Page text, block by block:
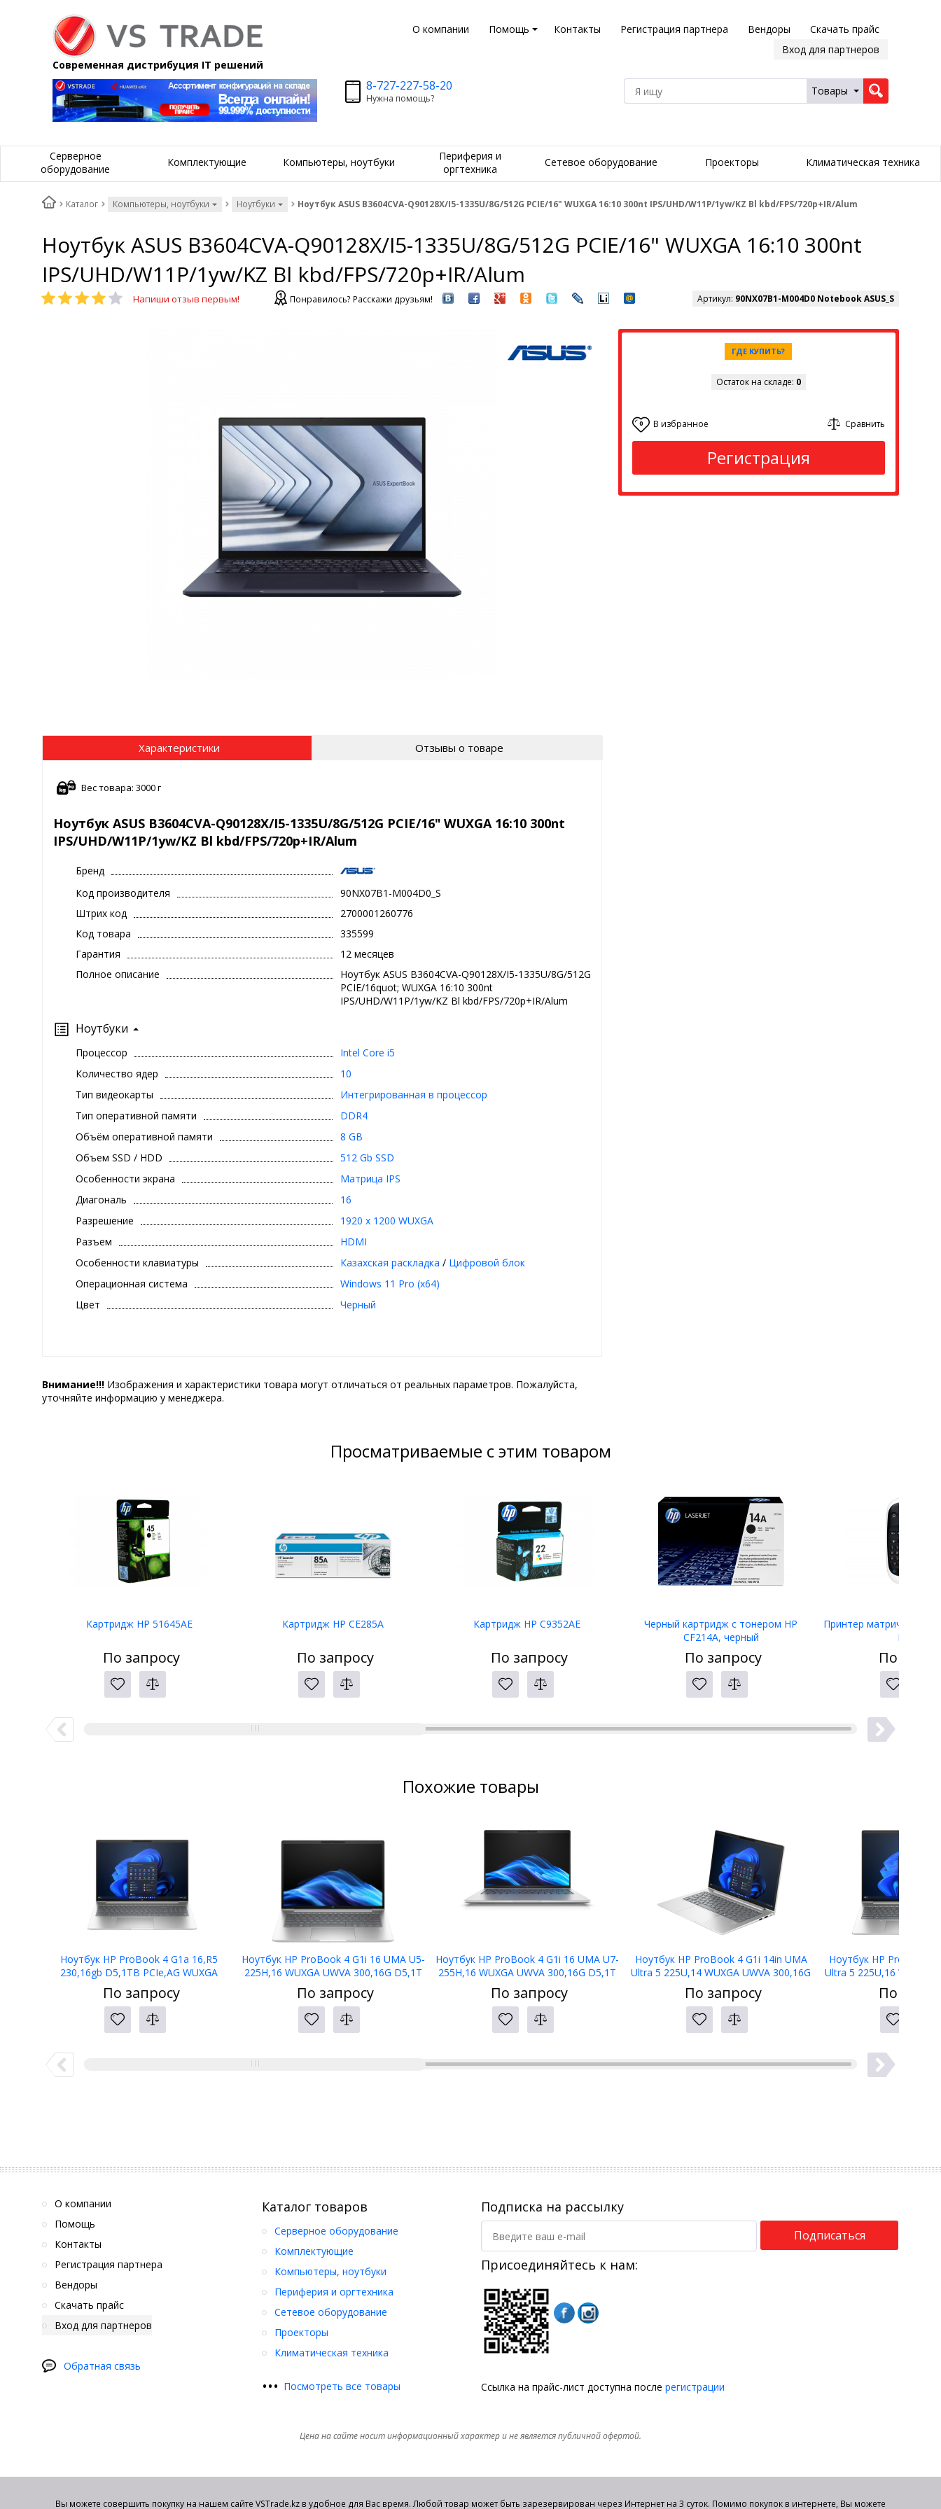
О компании Помощь Контакты Регистрация партнера Вендоры
Скачать прайс
Вход для партнеров
Современная дистрибуция IT решений
8-727-227-58-20
Нужна помощь?
Товары
Серверное
оборудование
Комплектующие Компьютеры, ноутбуки
Периферия и
оргтехника
Сетевое оборудование Проекторы Климатическая техника
Каталог Компьютеры, ноутбуки Ноутбуки Ноутбук ASUS B3604CVA-Q90128X/I5-1335U/8G/512G PCIE/16" WUXGA 16:10 300nt IPS/UHD/W11P/1yw/KZ Bl kbd/FPS/720p+IR/Alum
Ноутбук ASUS B3604CVA-Q90128X/I5-1335U/8G/512G PCIE/16" WUXGA 16:10 300nt
IPS/UHD/W11P/1yw/KZ Bl kbd/FPS/720p+IR/Alum
Напиши отзыв первым! Понравилось? Расскажи друзьям! Артикул: 90NX07B1-M004D0 Notebook ASUS_S
ГДЕ КУПИТЬ?
Остаток на складе: 0
0 В избранное Сравнить
Регистрация
Характеристики Отзывы о товаре
Вес товара: 3000 г
Ноутбук ASUS B3604CVA-Q90128X/I5-1335U/8G/512G PCIE/16" WUXGA 16:10 300nt
IPS/UHD/W11P/1yw/KZ Bl kbd/FPS/720p+IR/Alum
Бренд
Код производителя
90NX07B1-M004D0_S
Штрих код
2700001260776
Код товара
335599
Гарантия
12 месяцев
Полное описание
Ноутбук ASUS B3604CVA-Q90128X/I5-1335U/8G/512G
PCIE/16quot; WUXGA 16:10 300nt
IPS/UHD/W11P/1yw/KZ Bl kbd/FPS/720p+IR/Alum
Ноутбуки
Процессор
Intel Core i5
Количество ядер
10
Тип видеокарты
Интегрированная в процессор
Тип оперативной памяти
DDR4
Объём оперативной памяти
8 GB
Объем SSD / HDD
512 Gb SSD
Особенности экрана
Матрица IPS
Диагональ
16
Разрешение
1920 x 1200 WUXGA
Разъем
HDMI
Особенности клавиатуры
Казахская раскладка / Цифровой блок
Операционная система
Windows 11 Pro (x64)
Цвет
Черный
Внимание!!! Изображения и характеристики товара могут отличаться от реальных параметров. Пожалуйста,
уточняйте информацию у менеджера.
Просматриваемые с этим товаром
Картридж HP 51645AE
По запросу
Картридж HP CE285A
По запросу
Картридж HP C9352AE
По запросу
Черный картридж с тонером HP
CF214A, черный
По запросу
Принтер матричный
LW-400
По
Похожие товары
Ноутбук HP ProBook 4 G1a 16,R5
230,16gb D5,1TB PCIe,AG WUXGA
300,5mp IR,W11P,1yw,kbd bl
По запросу
Ноутбук HP ProBook 4 G1i 16 UMA U5-
225H,16 WUXGA UWVA 300,16G D5,1T
PCIe,W11p6,1yw,5MP IR,Bl kbd
KZ,WiFi7+BT5.4
По запросу
Ноутбук HP ProBook 4 G1i 16 UMA U7-
255H,16 WUXGA UWVA 300,16G D5,1T
PCIe,W11p6,1yw,5MP IR,Bl kbd
KZ,WiFi7+BT5.4
По запросу
Ноутбук HP ProBook 4 G1i 14in UMA
Ultra 5 225U,14 WUXGA UWVA 300,16G
D5,512G PCIe,W11p64,3yw,5MP IR,Bl
kbd
По запросу
Ноутбук HP ProBook 4
Ultra 5 225U,16 WUXGA
D5,512G По
О компании
Помощь
Контакты
Регистрация партнера
Вендоры
Скачать прайс
Вход для партнеров
Обратная связь
Каталог товаров
Серверное оборудование
Комплектующие
Компьютеры, ноутбуки
Периферия и оргтехника
Сетевое оборудование
Проекторы
Климатическая техника
••• Посмотреть все товары
Подписка на рассылку
Подписаться
Присоединяйтесь к нам:
Ссылка на прайс-лист доступна после регистрации
Цена на сайте носит информационный характер и не является публичной офертой.
Вы можете совершить покупку на нашем сайте VSTrade.kz в удобное для Вас время. Любой товар может быть зарезервирован через Интернет на 3 суток. Помимо покупок в интернете, Вы можете